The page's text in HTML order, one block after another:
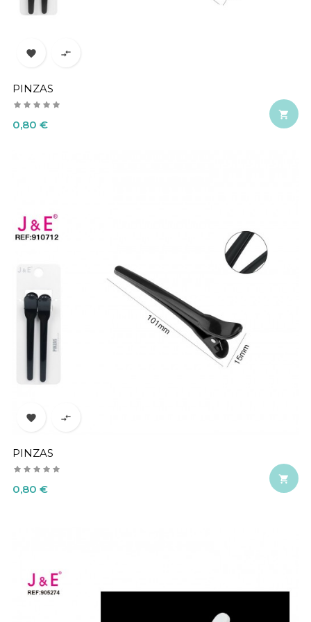
 
PINZAS
Precio
0,80 €

 
PINZAS
Precio
0,80 €
